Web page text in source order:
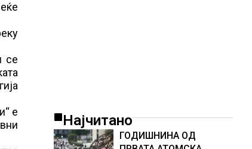
се
е
Најчитано
ГОДИШНИНА ОД